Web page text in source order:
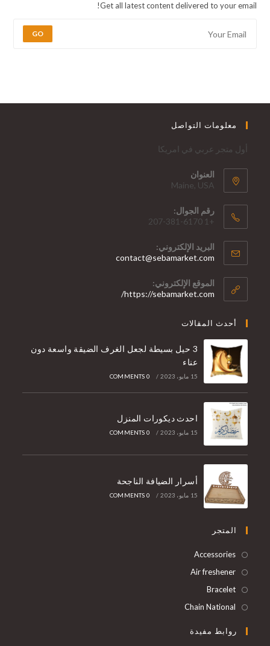
Get all latest content delivered to your email!
GO
معلومات التواصل
أول متجر عربي في امريكا
العنوان
Maine, USA
رقم الجوال:
+1 207-381-6170
البريد الإلكتروني:
contact@sebamarket.com
الموقع الإلكتروني:
https://sebamarket.com/
أحدث المقالات
3 حيل بسيطة لجعل الغرف الضيقة واسعة دون
عناء
15 مايو، 2023 /
0 COMMENTS
احدث ديكورات المنزل
15 مايو، 2023 /
0 COMMENTS
أسرار الضيافة الناجحة
15 مايو، 2023 /
0 COMMENTS
المتجر
Accessories
Air freshener
Bracelet
Chain National
روابط مفيدة